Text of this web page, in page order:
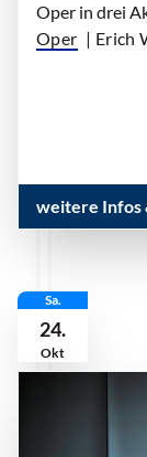
Oper in drei
Oper | Erich
weitere Infos
Sa.
24.
Okt